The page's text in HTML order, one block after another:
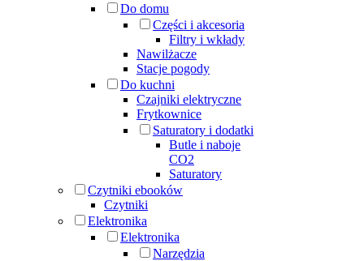
Do domu
Części i akcesoria
Filtry i wkłady
Nawilżacze
Stacje pogody
Do kuchni
Czajniki elektryczne
Frytkownice
Saturatory i dodatki
Butle i naboje
CO2
Saturatory
Czytniki ebooków
Czytniki
Elektronika
Elektronika
Narzędzia